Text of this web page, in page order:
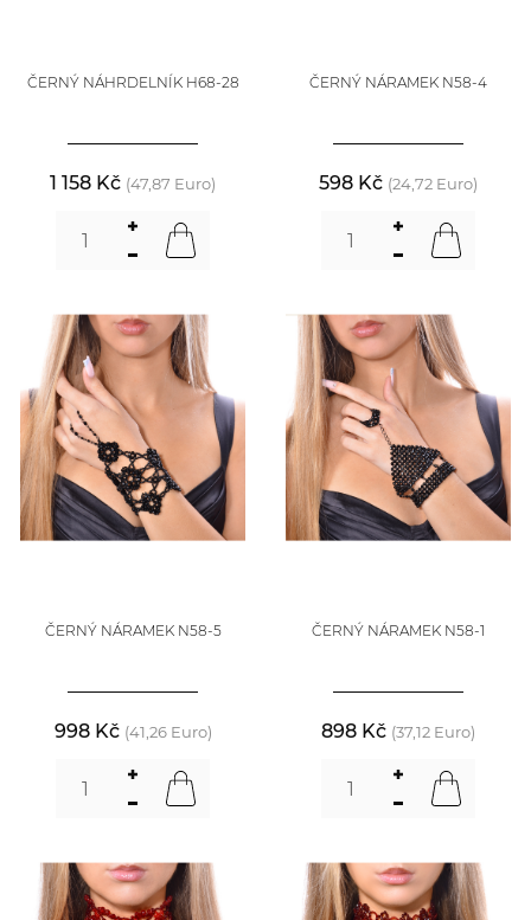
ČERNÝ NÁHRDELNÍK H68-28
1 158 Kč (47,87 Euro)
ČERNÝ NÁRAMEK N58-4
598 Kč (24,72 Euro)
ČERNÝ NÁRAMEK N58-5
998 Kč (41,26 Euro)
ČERNÝ NÁRAMEK N58-1
898 Kč (37,12 Euro)